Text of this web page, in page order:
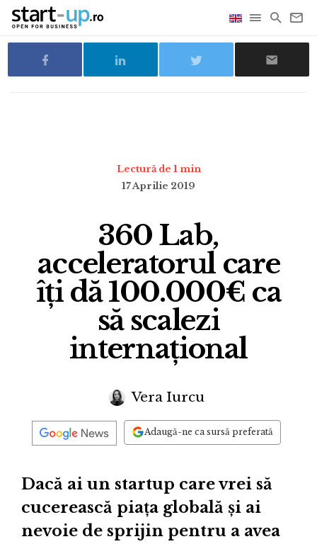
Lectură de 1 min
17 Aprilie 2019
360 Lab,
acceleratorul care
îți dă 100.000€ ca
să scalezi
internațional
Vera Iurcu
Adaugă-ne ca sursă preferată
Dacă ai un startup care vrei să
cucerească piața globală și ai
nevoie de sprijin pentru a avea